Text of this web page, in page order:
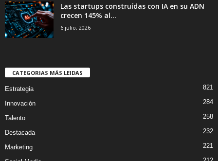
Las startups construídas con IA en su ADN
crecen 145% al...
6 julio, 2026
CATEGORIAS MÁS LEIDAS
Estrategia 821
Innovación 284
Talento 258
Destacada 232
Marketing 221